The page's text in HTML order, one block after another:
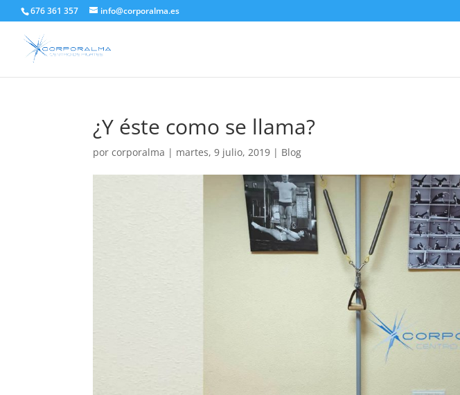
676 361 357 info@corporalma.es
¿Y éste como se llama?
porcorporalma | martes, 9 julio, 2019 | Blog